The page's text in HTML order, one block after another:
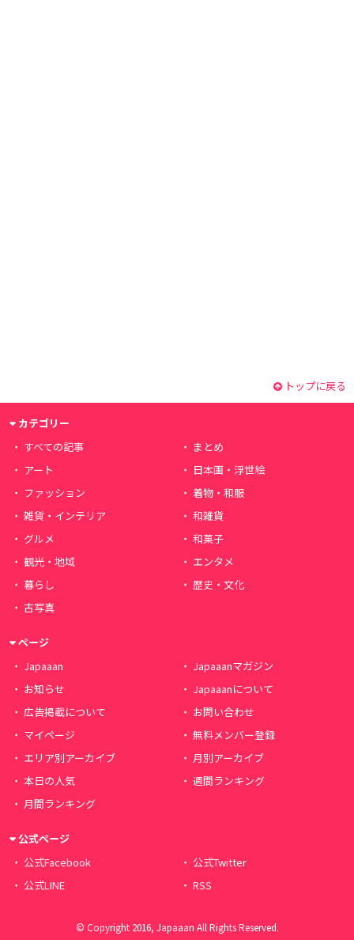
トップに戻る
カテゴリー
すべての記事
まとめ
アート
日本画・浮世絵
ファッション
着物・和服
雑貨・インテリア
和雑貨
グルメ
和菓子
観光・地域
エンタメ
暮らし
歴史・文化
古写真
ページ
Japaaan
Japaaanマガジン
お知らせ
Japaaanについて
広告掲載について
お問い合わせ
マイページ
無料メンバー登録
エリア別アーカイブ
月別アーカイブ
本日の人気
週間ランキング
月間ランキング
公式ページ
公式Facebook
公式Twitter
公式LINE
RSS
© Copyright 2016, Japaaan All Rights Reserved.